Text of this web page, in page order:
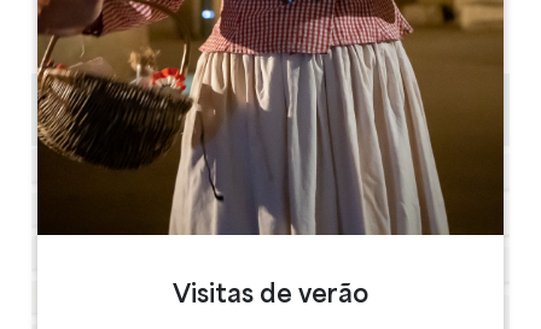
05 57 55 28 20
Contactar-nos
1h30
Visitas de verão